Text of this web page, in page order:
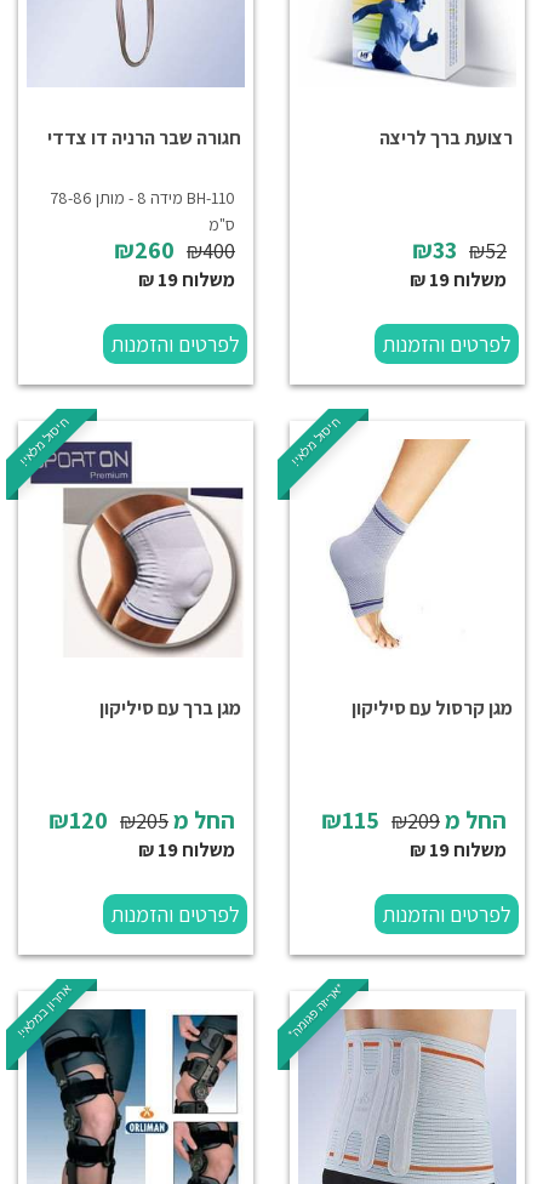
רצועת ברך לריצה
₪33 ₪52
משלוח 19 ₪
לפרטים והזמנות
חגורה שבר הרניה דו צדדי
BH-110 מידה 8 - מותן 78-86
ס"מ
₪260 ₪400
משלוח 19 ₪
לפרטים והזמנות
חיסול מלאי!
מגן קרסול עם סיליקון
החל מ₪209
משלוח 19 ₪
לפרטים והזמנות
חיסול מלאי!
מגן ברך עם סיליקון
החל מ₪205
משלוח 19 ₪
לפרטים והזמנות
*אריזה פגומה* אחרון במלאי!